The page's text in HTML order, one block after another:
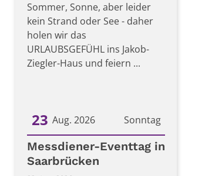
Sommer, Sonne, aber leider
kein Strand oder See - daher
holen wir das
URLAUBSGEFÜHL ins Jakob-
Ziegler-Haus und feiern ...
Sonntag
23 Aug. 2026
Datum: 23. August 2026
Messdiener-Eventtag in
Saarbrücken